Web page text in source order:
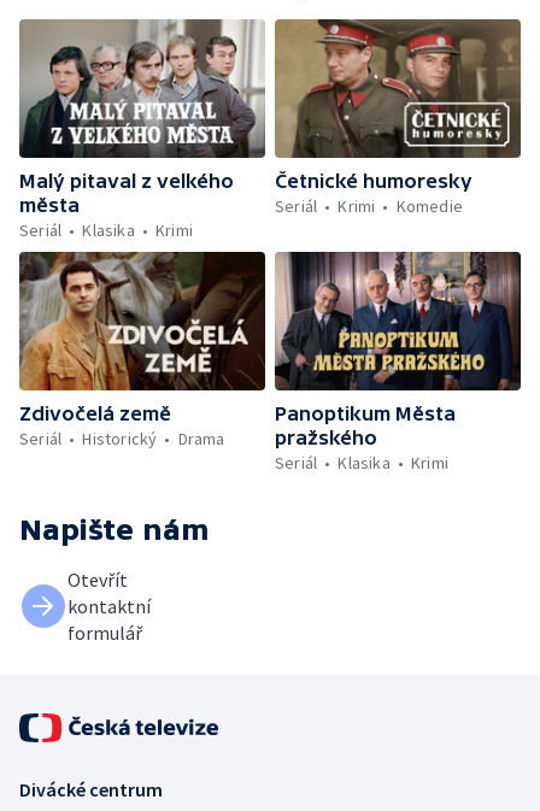
Malý pitaval z velkého
města
Seriál
Klasika Krimi
Četnické humoresky
Seriál
Krimi Komedie
Zdivočelá země
Seriál
Historický Drama
Panoptikum Města
pražského
Seriál
Klasika Krimi
Napište nám
Otevřít
kontaktní
formulář
Divácké centrum